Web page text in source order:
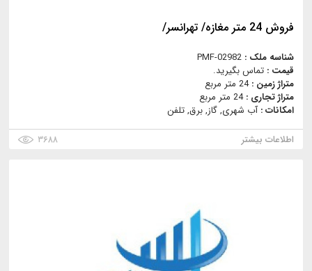
فروش 24 متر مغازه/ تهرانسر/
شناسه ملک : PMF-02982
قیمت : تماس بگیرید.
متراژ زمین :24 متر مربع
متراژ تجاری :24 متر مربع
امکانات :آب شهری, گاز, برق, تلفن
اطلاعات بیشتر
۳۶۸۸